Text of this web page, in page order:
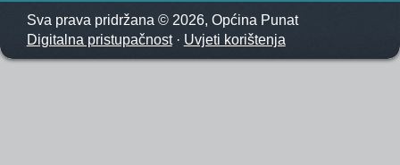
Sva prava pridržana © 2026, Općina Punat
Digitalna pristupačnost· Uvjeti korištenja